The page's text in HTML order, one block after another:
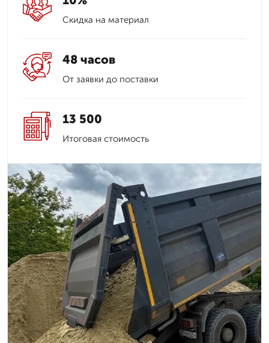
Скидка на материал
48 часов
От заявки до поставки
13 500
Итоговая стоимость